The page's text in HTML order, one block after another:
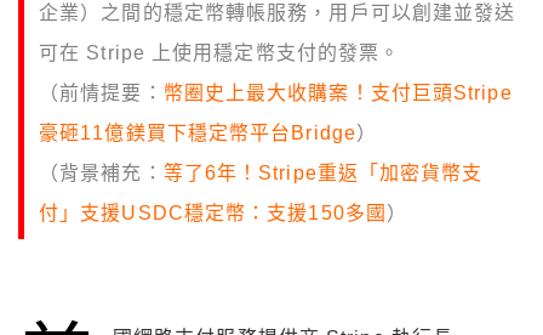
企業）之間的穩定幣轉帳服務，用戶可以創建並發送
可在 Stripe 上使用穩定幣支付的發票。
（前情提要： 幣圈史上最大收購案！支付巨頭Stripe
豪砸11億鎂買下穩定幣平台Bridge）
（背景補充： 等了6年！Stripe重返「加密貨幣支
付」支援USDC穩定幣：支援150多國 ）